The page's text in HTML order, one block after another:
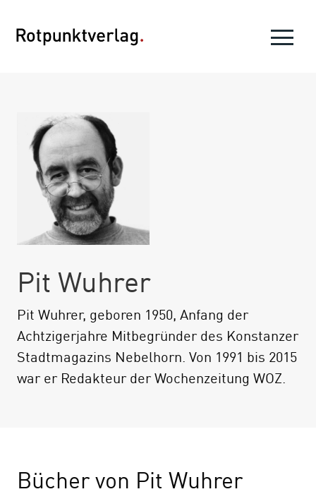
Pit Wuhrer
Pit Wuhrer, geboren 1950, Anfang der
Achtzigerjahre Mitbegründer des Konstanzer
Stadtmagazins Nebelhorn. Von 1991 bis 2015
war er Redakteur der Wochenzeitung WOZ.
Bücher von Pit Wuhrer